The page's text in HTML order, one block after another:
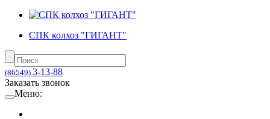
СПК колхоз "ГИГАНТ"
(86549) 3-13-88
Заказать звонок
Меню: